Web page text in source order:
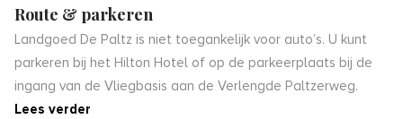
Route & parkeren
Landgoed De Paltz is niet toegankelijk voor auto’s. U kunt
parkeren bij het Hilton Hotel of op de parkeerplaats bij de
ingang van de Vliegbasis aan de Verlengde Paltzerweg.
Lees verder